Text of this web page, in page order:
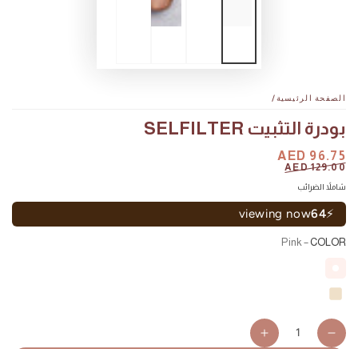
الصفحة الرئيسية/
بودرة التثبيت SELFILTER
السعر
AED 96.75
سعر
AED 129.00
شاملاً الضرائب
⚡
64
viewing now
COLOR
– Pink
كمية
Decrease
Increase